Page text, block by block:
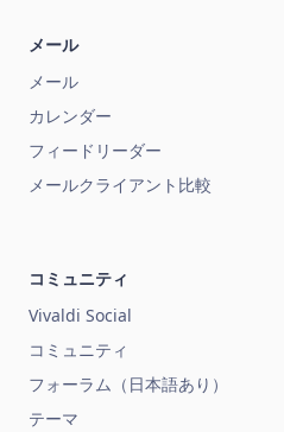
メール
メール
カレンダー
フィードリーダー
メールクライアント比較
コミュニティ
Vivaldi Social
コミュニティ
フォーラム（日本語あり）
テーマ